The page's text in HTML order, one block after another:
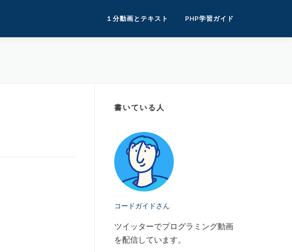
１分動画とテキスト PHP学習ガイド
書いている人
コードガイドさん
ツイッターでプログラミング動画
を配信しています。